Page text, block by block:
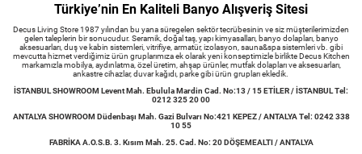
Türkiye’nin En Kaliteli Banyo Alışveriş Sitesi
Decus Living Store 1987 yılından bu yana süregelen sektör tecrübesinin ve siz müşterilerimizden
gelen taleplerin bir sonucudur. Seramik, doğal taş, yapı kimyasalları, banyo dolapları, banyo
aksesuarları, duş ve kabin sistemleri, vitrifiye, armatür, izolasyon, sauna&spa sistemleri vb. gibi
mevcutta hizmet verdiğimiz ürün gruplarımıza ek olarak yeni konseptimizle birlikte Decus Kitchen
markamızla mobilya, aydınlatma, özel üretim, ahşap ürünler, mutfak dolapları ve aksesuarları,
ankastre cihazlar, duvar kağıdı, parke gibi ürün grupları ekledik.
İSTANBUL SHOWROOM Levent Mah. Ebulula Mardin Cad. No:13 / 15 ETİLER / İSTANBUL Tel:
0212 325 20 00
ANTALYA SHOWROOM Düdenbaşı Mah. Gazi Bulvarı No:421 KEPEZ / ANTALYA Tel: 0242 338
10 55
FABRİKA A.O.S.B. 3. Kısım Mah. 25. Cad. No: 20 DÖŞEMEALTI / ANTALYA